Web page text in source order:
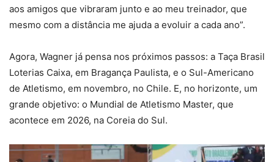
aos amigos que vibraram junto e ao meu treinador, que
mesmo com a distância me ajuda a evoluir a cada ano”.
Agora, Wagner já pensa nos próximos passos: a Taça Brasil
Loterias Caixa, em Bragança Paulista, e o Sul-Americano
de Atletismo, em novembro, no Chile. E, no horizonte, um
grande objetivo: o Mundial de Atletismo Master, que
acontece em 2026, na Coreia do Sul.